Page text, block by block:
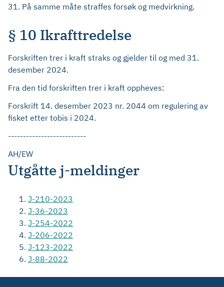
31. På samme måte straffes forsøk og medvirkning.
§ 10 Ikrafttredelse
Forskriften trer i kraft straks og gjelder til og med 31.
desember 2024.
Fra den tid forskriften trer i kraft oppheves:
Forskrift 14. desember 2023 nr. 2044 om regulering av
fisket etter tobis i 2024.
--------------------------
AH/EW
Utgåtte j-meldinger
J-210-2023
J-36-2023
J-254-2022
J-206-2022
J-123-2022
J-88-2022